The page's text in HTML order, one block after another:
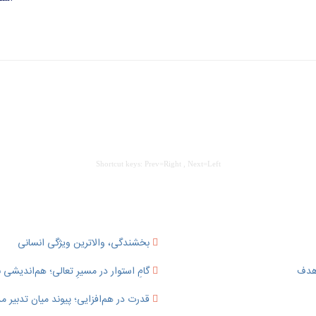
Shortcut keys: Prev=Right , Next=Left
بخشندگی، والاترین ویژگی انسانی
هدف
گامِ استوار در مسیرِ تعالی؛
قدرت در هم‌افزایی؛ پیوند میان